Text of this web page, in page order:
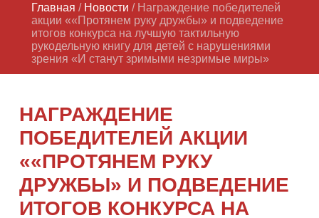
Главная / Новости / Награждение победителей
акции ««Протянем руку дружбы» и подведение
итогов конкурса на лучшую тактильную
рукодельную книгу для детей с нарушениями
зрения «И станут зримыми незримые миры»
НАГРАЖДЕНИЕ
ПОБЕДИТЕЛЕЙ АКЦИИ
««ПРОТЯНЕМ РУКУ
ДРУЖБЫ» И ПОДВЕДЕНИЕ
ИТОГОВ КОНКУРСА НА